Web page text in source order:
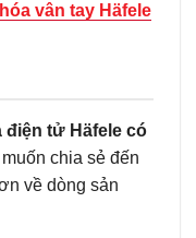
vân tay Häfele
điện tử Häfele có
chia sẻ đến
về dòng sản